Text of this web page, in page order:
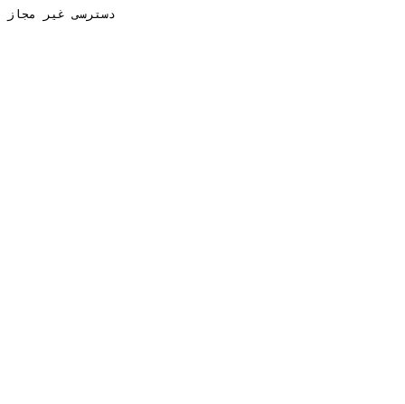
دسترسی غیر مجاز